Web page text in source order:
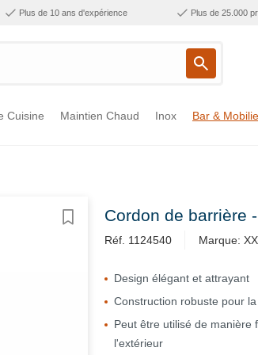
Plus de 10 ans d'expérience Plus de 25.000
Cuisine Maintien Chaud Inox Bar &
Cordon de barrière
Réf. 1124540 Marque:
Design élégant et attrayant
Construction robuste pour
Peut être utilisé de manière
l'extérieur